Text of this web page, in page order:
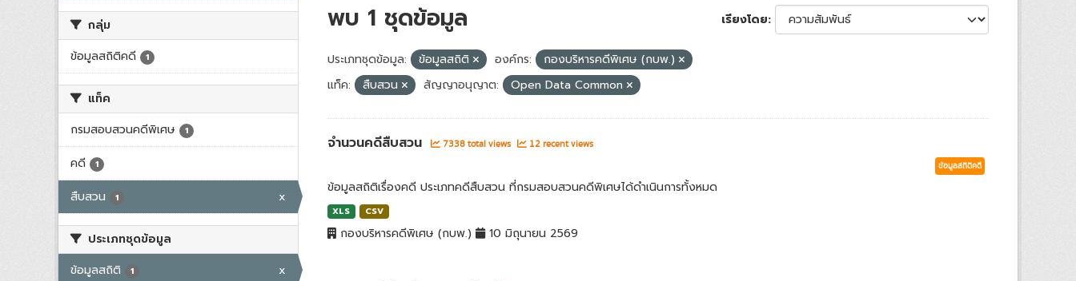
กลุ่ม
ข้อมูลสถิติคดี
1
แท็ค
กรมสอบสวนคดีพิเศษ
1
คดี 1
สืบสวน 1 x
ประเภทชุดข้อมูล
ข้อมูลสถิติ
1 x
เรียงโดย
พบ 1 ชุดข้อมูล
ประเภทชุดข้อมูล: ข้อมูลสถิติ องค์กร:
กองบริหารคดีพิเศษ (กบพ.)
แท็ค:
สืบสวน สัญญาอนุญาต: Open Data Common
จำนวนคดีสืบสวน 7338 total views 12 recent views
ข้อมูลสถิติคดี
ข้อมูลสถิติเรื่องคดี ประเภทคดีสืบสวน ที่กรมสอบสวนคดีพิเศษได้ดำเนินการทั้งหมด
XLS CSV
กองบริหารคดีพิเศษ (กบพ.) 10 มิถุนายน 2569